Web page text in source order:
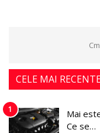
CELE MAI
1
Mai
Ce se…